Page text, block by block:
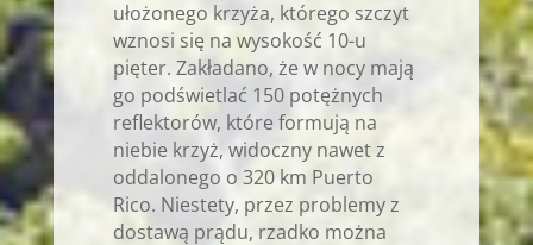
ułożonego krzyża, którego szczyt
wznosi się na wysokość 10-u
pięter. Zakładano, że w nocy mają
go podświetlać 150 potężnych
reflektorów, które formują na
niebie krzyż, widoczny nawet z
oddalonego o 320 km Puerto
Rico. Niestety, przez problemy z
dostawą prądu, rzadko można